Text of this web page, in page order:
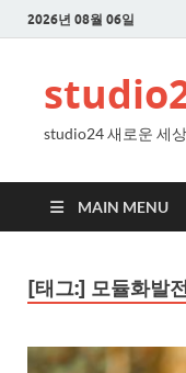
2026년 08월 06일
studio24 새로운 세상
MAIN MENU
[태그:] 모듈화발전